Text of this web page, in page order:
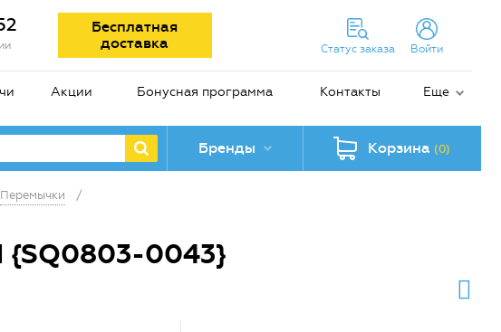
Бесплатная
доставка
Статус заказа Войти
Акции Бонусная программа Контакты Еще
Бренды Корзина (0)
Перемычки
/
{SQ0803-0043}